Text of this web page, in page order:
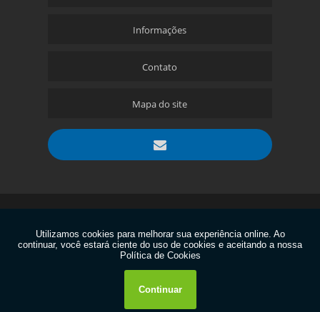
Informações
Contato
Mapa do site
W3C
W3C